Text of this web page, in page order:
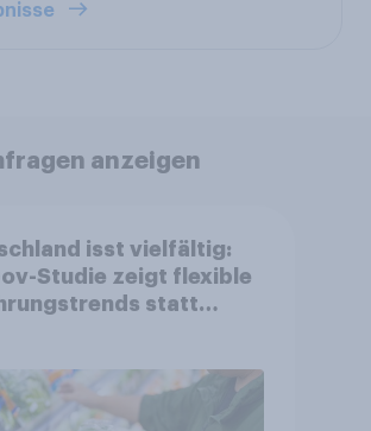
anzeigen
isst vielfältig:
Studie zeigt flexible
statt